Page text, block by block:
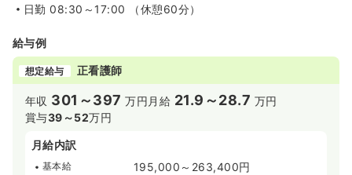
日勤 08:30～17:00 （休憩60分）
給与例
想定給与 正看護師
年収 301～397 万円 月給 21.9～28.7 万円
賞与39～52万円
月給内訳
基本給 195,000～263,400円